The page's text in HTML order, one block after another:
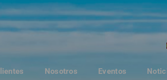
Nosotros Eventos